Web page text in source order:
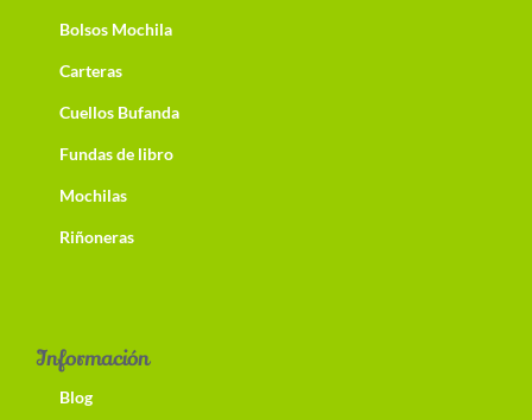
Bolsos Mochila
Carteras
Cuellos Bufanda
Fundas de libro
Mochilas
Riñoneras
Información
Blog